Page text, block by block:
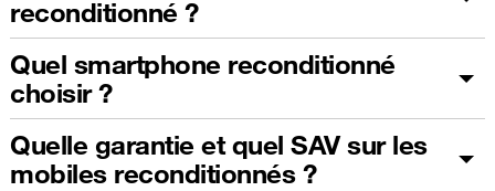
reconditionné ?
Quel smartphone reconditionné
choisir ?
Quelle garantie et quel SAV sur les
mobiles reconditionnés ?